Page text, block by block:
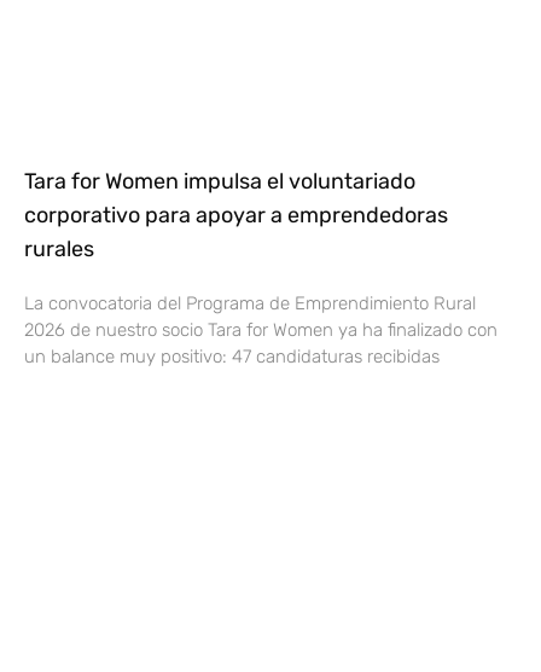
Tara for Women impulsa el voluntariado
corporativo para apoyar a emprendedoras
rurales
La convocatoria del Programa de Emprendimiento Rural
2026 de nuestro socio Tara for Women ya ha finalizado con
un balance muy positivo: 47 candidaturas recibidas